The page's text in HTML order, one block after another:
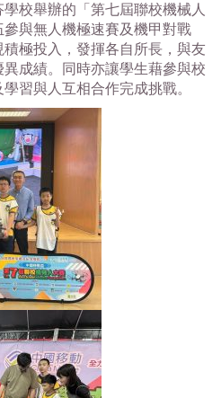
校舉辦的「第七屆聯校機械人
與無人機極速賽及機甲對戰
極投入，發揮各自所長，與友
成績。同時亦讓學生藉參與校
習與人互相合作完成挑戰。